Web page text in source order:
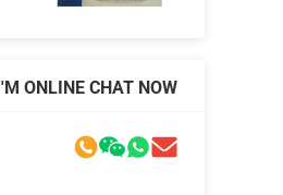
I'M ONLINE CHAT NOW